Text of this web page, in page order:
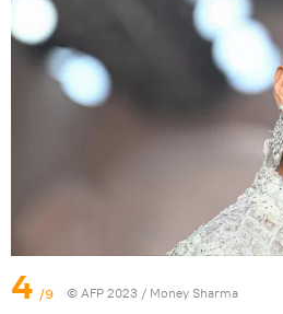
4 /9 © AFP 2023 / Money Sharma